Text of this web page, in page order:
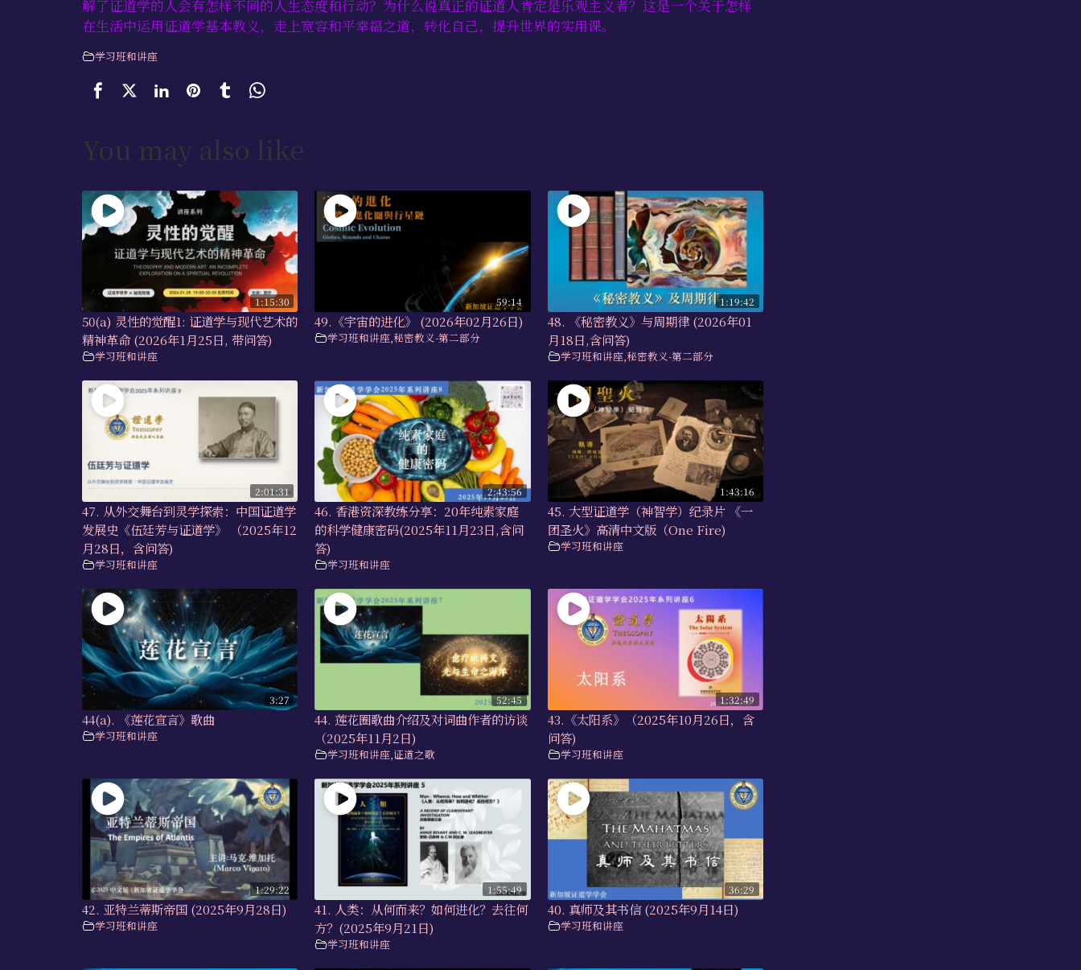
解了证道学的人会有怎样不同的人生态度和行动？为什么说真正的证道人肯定是乐观主义者？这是一个关于怎样
在生活中运用证道学基本教义，走上宽容和平幸福之道，转化自己，提升世界的实用课。
学习班和讲座
You may also like
1:15:30
50(a) 灵性的觉醒1: 证道学与现代艺术的
精神革命 (2026年1月25日, 带问答)
学习班和讲座
59:14
49.《宇宙的进化》 (2026年02月26日)
学习班和讲座,秘密教义-第二部分
1:19:42
48. 《秘密教义》与周期律 (2026年01
月18日,含问答)
学习班和讲座,秘密教义-第二部分
2:01:31
47. 从外交舞台到灵学探索：中国证道学
发展史《伍廷芳与证道学》 （2025年12
月28日，含问答)
学习班和讲座
2:43:56
46. 香港资深教练分享：20年纯素家庭
的科学健康密码(2025年11月23日,含问
答)
学习班和讲座
1:43:16
45. 大型证道学（神智学）纪录片 《一
团圣火》高清中文版（One Fire)
学习班和讲座
3:27
44(a). 《莲花宣言》歌曲
学习班和讲座
52:45
44. 莲花圈歌曲介绍及对词曲作者的访谈
（2025年11月2日)
学习班和讲座,证道之歌
1:32:49
43.《太阳系》（2025年10月26日，含
问答)
学习班和讲座
1:29:22
42. 亚特兰蒂斯帝国 (2025年9月28日)
学习班和讲座
1:55:49
41. 人类：从何而来？如何进化？去往何
方？(2025年9月21日)
学习班和讲座
36:29
40. 真师及其书信 (2025年9月14日)
学习班和讲座